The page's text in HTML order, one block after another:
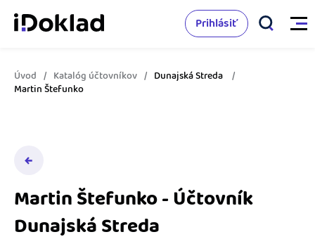
Vlastnosti
Správa kontaktov
Sledovanie cashflow
Spolupráca s účtovníkom
Nápoveda
Prihlásiť
Úvod Katalóg účtovníkov
Dunajská Streda
Martin Štefunko
Martin Štefunko - Účtovník
Dunajská Streda